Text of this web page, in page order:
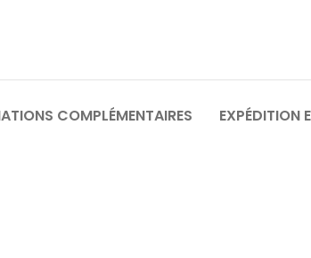
COMPLÉMENTAIRES EXPÉDITION